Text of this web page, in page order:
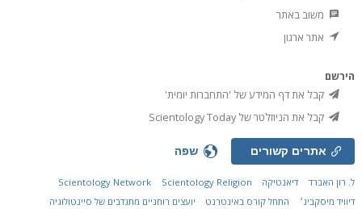
משוב באתר
אתר ארגון
הירשם
קבל את דף המידע של 'התחברות יומית'
קבל את הניוזלטר של Scientology Today
אתרים קשורים שפה
ל. רון האברד דיאנטיקה Scientology Network
Scientology Religion
דיוויד מיסקביג׳
התחל קורס באינטרנט יועצים רוחניים מתנדבים של סיינטולוגיה